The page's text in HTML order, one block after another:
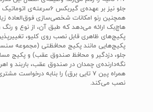
جلو نیز بر عهده‌ی گیربکس
همچنین رنو امکانات شخصی‌سازی فوق‌العاده
هاچ‌بک ارائه می‌دهد که طبق آن، از نوع و رنگ‌
پکیج‌های ظاهری قابل نصب روی کلیو،
پکیج‌هایی مانند پکیج محافظتی (مجموعه
جلو، دزدگیر و محافظ صندوق عقب) و پکیج
نگه‌دارنده‌ی چمدان در صندوق عقب، باربند و
همراه پین 7 تایی برق) را بنابه درخواست
نصب می‌کند.